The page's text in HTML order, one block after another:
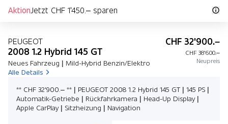
AktionJetzt CHF 1'450.– sparen
PEUGEOT
2008 1.2 Hybrid 145 GT
Neues Fahrzeug | Mild-Hybrid Benzin/Elektro
Alle Details
CHF 32'900.–
CHF 38'600.–
Neupreis
** CHF 32'900.– ** | PEUGEOT 2008 1.2 Hybrid 145 GT | 145 PS |
Automatik-Getriebe | Rückfahrkamera | Head-Up Display |
Apple CarPlay | Sitzheizung | Navigation